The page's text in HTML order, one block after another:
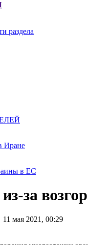
раздела
Иране
в ЕС
за
11 мая 2021, 00:29